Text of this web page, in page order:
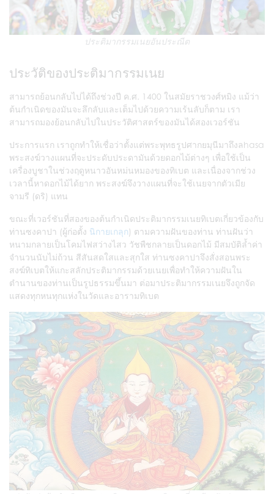
ประติมากรรมเนยอันประณีต
ประวัติของประติมากรรมเนย
สามารถย้อนกลับไปได้ถึงช่วงปี ค.ศ. 1400 ในสมัยราชวงศ์หมิง แม้ว่า
ต้นกำเนิดของมันจะลึกลับและเต็มไปด้วยความเร้นลับก็ตาม เรา
สามารถมองย้อนกลับไปในประวัติศาสตร์ของมันได้สองเวอร์ชัน
ประการแรก เราถูกทำให้เชื่อว่าตั้งแต่พระพุทธรูปศากยมุนีมาถึงลhasa
พระสงฆ์วางแผนที่จะประดับประดามันด้วยดอกไม้ต่างๆ เพื่อใช้เป็น
เครื่องบูชาในช่วงฤดูหนาวอันหม่นหมองของทิเบต และเนื่องจากช่วง
เวลานี้หาดอกไม้ได้ยาก พระสงฆ์จึงวางแผนที่จะใช้เนยจากตัวเมีย
จามรี (ดริ) แทน
ขณะที่เวอร์ชันที่สองของต้นกำเนิดประติมากรรมเนยทิเบตเกี่ยวข้องกับ
ท่านซงคาปา (ผู้ก่อตั้ง นิกายเกลุก) ตามความฝันของท่าน ท่านฝันว่า
หนามกลายเป็นโคมไฟสว่างไสว วัชพืชกลายเป็นดอกไม้ มีสมบัติล้ำค่า
จำนวนนับไม่ถ้วน สีสันสดใสและสุกใส ท่านซงคาปาจึงสั่งสอนพระ
สงฆ์ทิเบตให้แกะสลักประติมากรรมด้วยเนยเพื่อทำให้ความฝันใน
ตำนานของท่านเป็นรูปธรรมขึ้นมา ต่อมาประติมากรรมเนยจึงถูกจัด
แสดงทุกหนทุกแห่งในวัดและอารามทิเบต